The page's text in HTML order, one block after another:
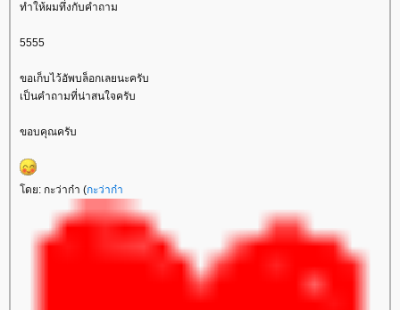
ทำให้ผมทึ่งกับคำถาม
5555
ขอเก็บไว้อัพบล็อกเลยนะครับ
เป็นคำถามที่น่าสนใจครับ
ขอบคุณครับ
ดย: กะว่าก๋า (กะว่าก๋า